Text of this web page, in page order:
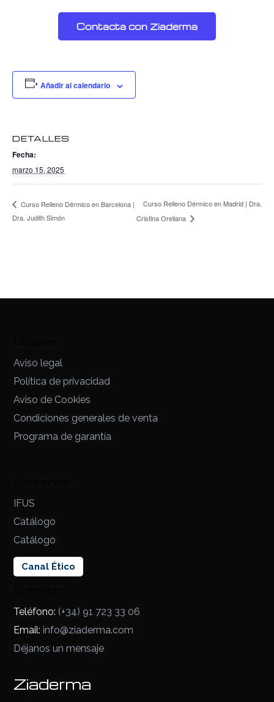
Contacta con Ziaderma
Añadir al calendario
DETALLES
Fecha:
marzo 15, 2025
Curso Relleno Dérmico en Barcelona |
Dra. Judith Simón
Curso Relleno Dérmico en Madrid | Dra.
Cristina Orellana
Aviso legal
Política de privacidad
Aviso de Cookies
Condiciones generales de venta
Programa de garantía
IFUS
Catálogo
Catálogo
Canal Ético
Teléfono: (+34) 91 723 33 06
Email:info@ziaderma.com
Déjanos un mensaje
Ziaderma